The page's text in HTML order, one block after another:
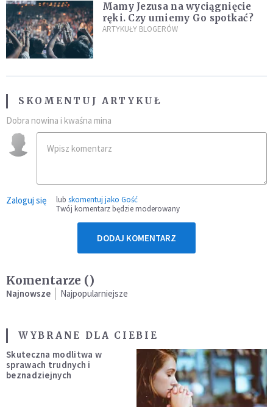
Mamy Jezusa na wyciągnięcie
ręki. Czy umiemy Go spotkać?
ARTYKUŁY BLOGERÓW
SKOMENTUJ ARTYKUŁ
Dobra nowina i kwaśna mina
Zaloguj się lub skomentuj jako Gość
Twój komentarz będzie moderowany
DODAJ KOMENTARZ
Komentarze ()
Najnowsze Najpopularniejsze
WYBRANE DLA CIEBIE
Skuteczna modlitwa w
sprawach trudnych i
beznadziejnych